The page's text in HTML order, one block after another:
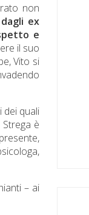
non
ex
e
il suo
Vito si
dei quali
è
– ai